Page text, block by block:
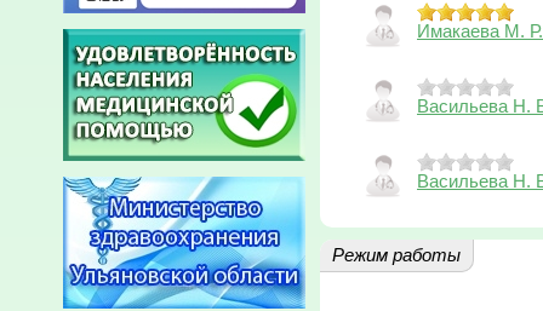
Имакаева М. Р.
Васильева Н.
Васильева Н.
Режим работы